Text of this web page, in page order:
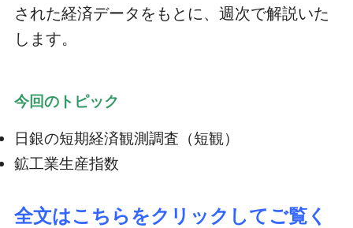
された経済データをもとに、週次で解説いた
します。
今回のトピック
日銀の短期経済観測調査（短観）
鉱工業生産指数
全文はこちらをクリックしてご覧く